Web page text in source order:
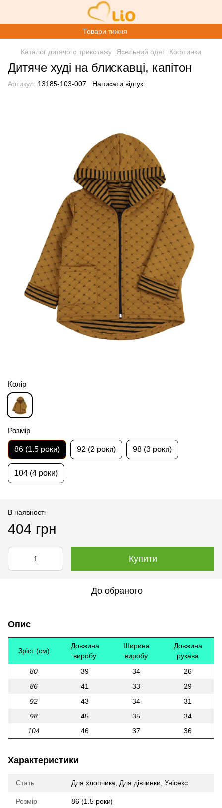
Товари тижня
Каталог дитячого трикотажу Ясельний одяг Кофтинки
Дитяче худі на блискавці, капітон
Артикул: 13185-103-007 Написати відгук
Колір
Розмір
86 (1.5 роки) 92 (2 роки) 98 (3 роки)
104 (4 роки)
В наявності
404 грн
Купити
До обраного
Опис
Зріст (см)
Довжина
виробу
Ширина
виробу
Довжина
рукава
80
39 34
26
86
41 33
29
92
43 34
31
98
45 35
34
104
46 37 36
Характеристики
Стать Для хлопчика Для дівчинки Унісекс
Розмір 86 (1.5 роки)